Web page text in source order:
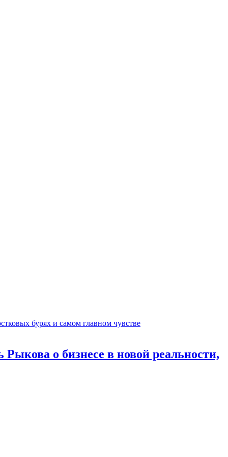
о бизнесе в новой реальности,